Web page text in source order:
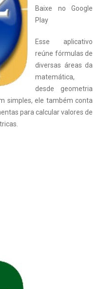
Baixe no Google
Play
Esse aplicativo
reúne fórmulas de
diversas áreas da
matemática,
desde geometria
simples, ele também conta
para calcular valores de